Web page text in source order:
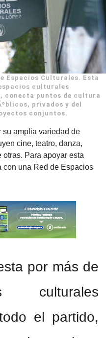
Espacios Culturales. Esta
culturales
conecta puntos de cultura
privados y del
conjuntos.
su amplia variedad de
cine, teatro, danza,
Para apoyar esta
con una Red de Espacios
por más de
culturales
el partido,